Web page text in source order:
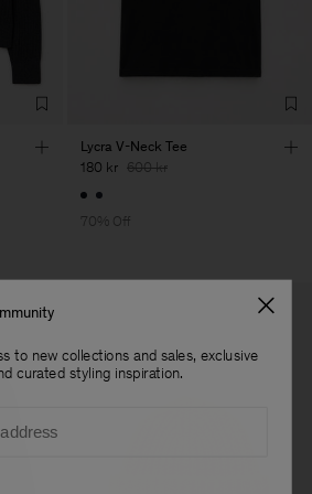
Lycra V-Neck Tee
180 kr 600 kr
70% Off
to new collections and sales, exclusive
curated styling inspiration.